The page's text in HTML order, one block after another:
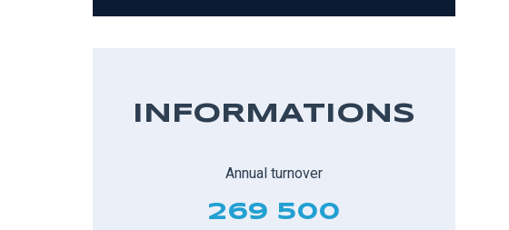
INFORMATIONS
Annual turnover
269 500